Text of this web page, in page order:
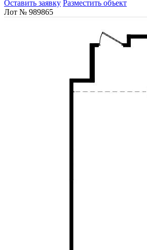
Оставить заявку Разместить объект
Лот № 989865